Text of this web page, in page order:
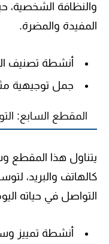
والنظافة الشخصية،
المفيدة والمضرة.
أنشطة تصنيف
جمل توجيهية
المقطع السابع:
يتناول هذا المقطع
كالهاتف والبريد،
التواصل في حياته
أنشطة تمييز